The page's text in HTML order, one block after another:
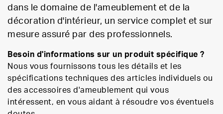
dans le domaine de l'ameublement et de la
décoration d'intérieur, un service complet et sur
mesure assuré par des professionnels.
Besoin d'informations sur un produit spécifique ?
Nous vous fournissons tous les détails et les
spécifications techniques des articles individuels ou
des accessoires d'ameublement qui vous
intéressent, en vous aidant à résoudre vos éventuels